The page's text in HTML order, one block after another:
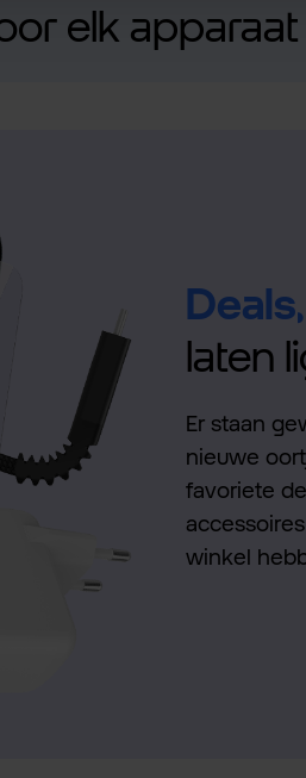
elk
Deals,
laten
Er staan
nieuwe
favoriete
winkel